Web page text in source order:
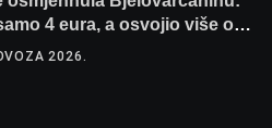
4 eura, a osvojio više od
eura 2026.